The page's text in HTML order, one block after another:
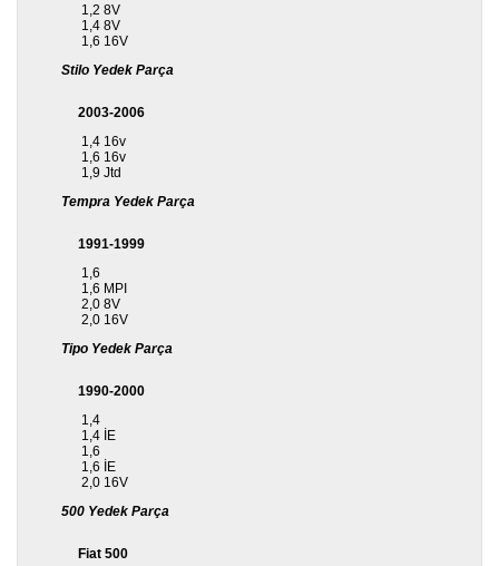
1,2 8V
1,4 8V
1,6 16V
Stilo Yedek Parça
2003-2006
1,4 16v
1,6 16v
1,9 Jtd
Tempra Yedek Parça
1991-1999
1,6
1,6 MPI
2,0 8V
2,0 16V
Tipo Yedek Parça
1990-2000
1,4
1,4 İE
1,6
1,6 İE
2,0 16V
500 Yedek Parça
Fiat 500